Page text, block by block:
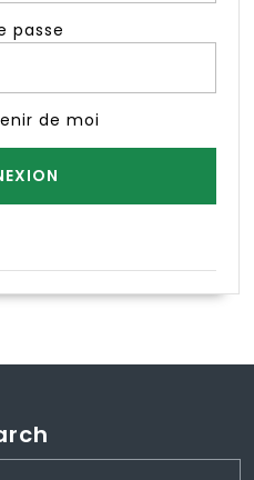
passe
de moi